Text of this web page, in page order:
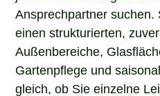
Ansprechpartner
einen strukturierten,
Außenbereiche,
Gartenpflege und
gleich, ob Sie einzelne